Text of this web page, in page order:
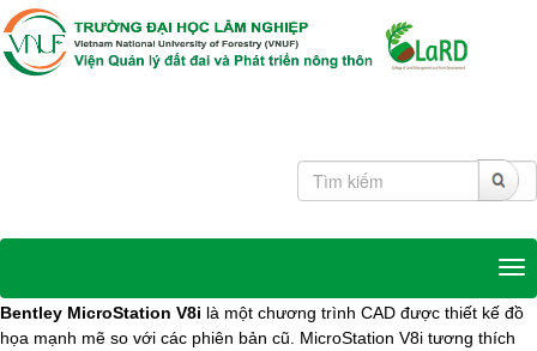
Bentley MicroStation V8i là một chương trình CAD được thiết kế đồ
họa mạnh mẽ so với các phiên bản cũ. MicroStation V8i tương thích